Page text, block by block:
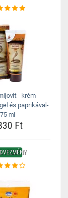
- krém
és paprikával-
75 ml
Ft